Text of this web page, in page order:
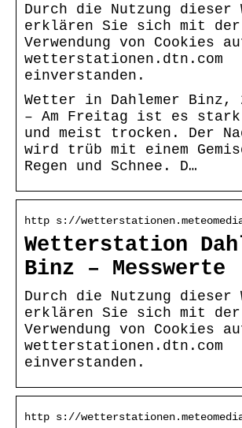
Durch die Nutzung dieser
erklären Sie sich mit der
Verwendung von Cookies
wetterstationen.dtn.com
einverstanden.
Wetter in Dahlemer Binz,
– Am Freitag ist es stark
und meist trocken. Der
wird trüb mit einem
Regen und Schnee. D…
http s://
Wetterstation
Binz – Messwerte
Durch die Nutzung dieser
erklären Sie sich mit der
Verwendung von Cookies
wetterstationen.dtn.com
einverstanden.
http s://